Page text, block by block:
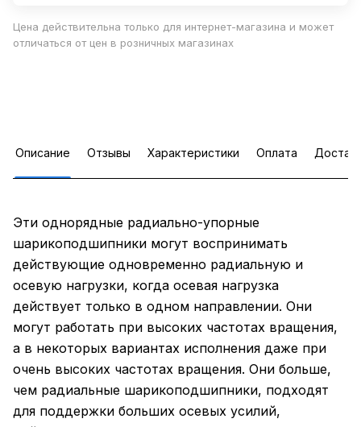
Цена действительна только для интернет-магазина и может
отличаться от цен в розничных магазинах
Описание Отзывы Характеристики Оплата
Эти однорядные радиально-упорные
шарикоподшипники могут воспринимать
действующие одновременно радиальную и
осевую нагрузки, когда осевая нагрузка
действует только в одном направлении. Они
могут работать при высоких частотах вращения,
а в некоторых вариантах исполнения даже при
очень высоких частотах вращения. Они больше,
чем радиальные шарикоподшипники, подходят
для поддержки больших осевых усилий,